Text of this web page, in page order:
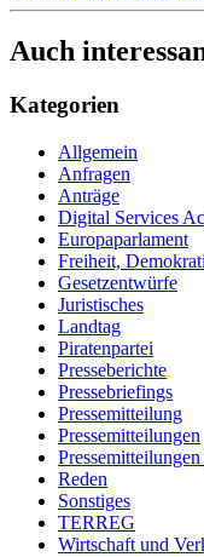
Auch
Kategorien
Allgemein
Anfragen
Anträge
Digital Services
Europaparlament
Freiheit,
Gesetzentwürfe
Juristisches
Landtag
Piratenpartei
Presseberichte
Pressebriefings
Pressemitteilung
Pressemitteilungen
Reden
Sonstiges
TERREG
Wirtschaft und